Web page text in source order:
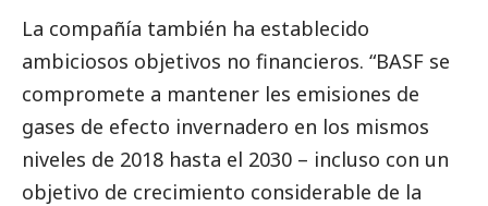
La compañía también ha establecido
ambiciosos objetivos no financieros. “BASF se
compromete a mantener les emisiones de
gases de efecto invernadero en los mismos
niveles de 2018 hasta el 2030 – incluso con un
objetivo de crecimiento considerable de la